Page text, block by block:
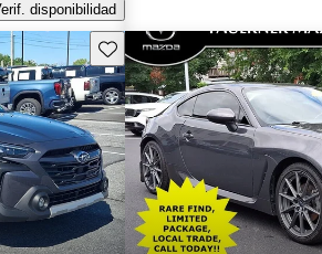
disponibilidad
Guarda este Aviso